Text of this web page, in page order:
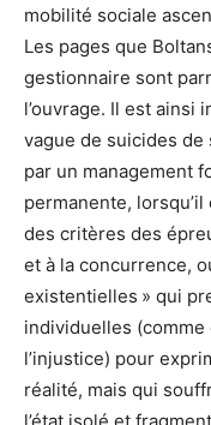
mobilité sociale
Les pages que
gestionnaire sont
l’ouvrage. Il est ainsi
vague de suicides de
par un management
permanente,
des critères des
et à la concurrence,
existentielles » qui
individuelles (comme
l’injustice) pour
réalité, mais qui